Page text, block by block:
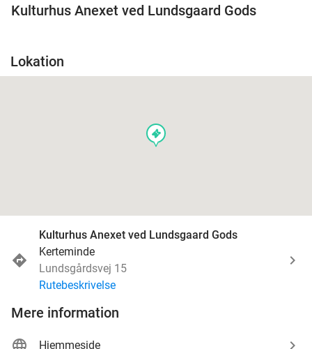
Kulturhus Anexet ved Lundsgaard Gods
Lokation
events
Kulturhus Anexet ved Lundsgaard Gods
Kerteminde
Lundsgårdsvej 15
Rutebeskrivelse
Mere information
Hjemmeside